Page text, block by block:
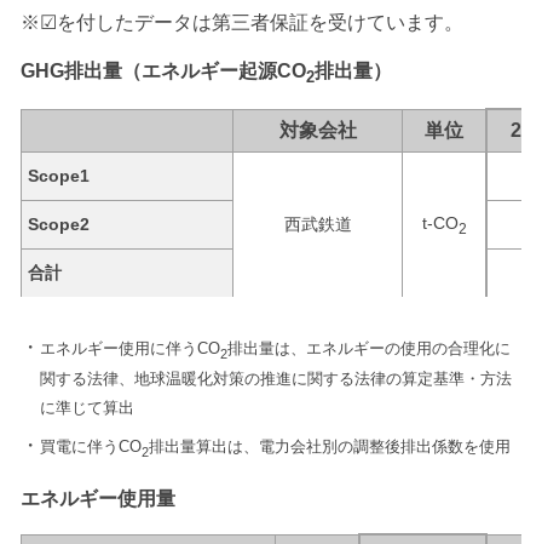
※☑を付したデータは第三者保証を受けています。
GHG排出量（エネルギー起源CO2排出量）
対象会社 単位
Scope1
西武鉄道 t-CO2
Scope2
合計
エネルギー使用に伴うCO2排出量は、エネルギーの使用の合理化に
関する法律、地球温暖化対策の推進に関する法律の算定基準・方法
に準じて算出
買電に伴うCO2排出量算出は、電力会社別の調整後排出係数を使用
エネルギー使用量